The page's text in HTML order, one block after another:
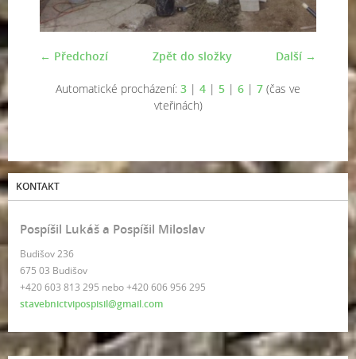
← Předchozí Další →
Zpět do složky
Automatické procházení: 3 | 4 | 5 | 6 | 7 (čas ve
vteřinách)
KONTAKT
Pospíšil Lukáš a Pospíšil Miloslav
Budišov 236
675 03 Budišov
+420 603 813 295 nebo +420 606 956 295
stavebnictvipospisil@gmail.com